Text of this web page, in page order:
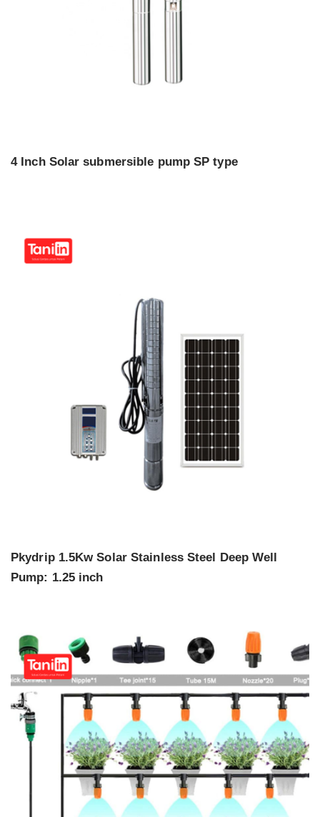
4 Inch Solar submersible pump SP type
Pkydrip 1.5Kw Solar Stainless Steel Deep Well
Pump: 1.25 inch